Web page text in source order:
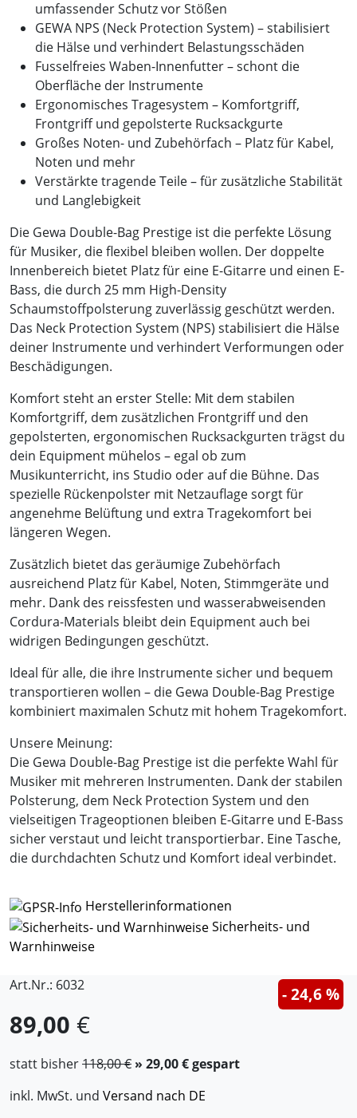
umfassender Schutz vor Stößen
GEWA NPS (Neck Protection System) – stabilisiert
die Hälse und verhindert Belastungsschäden
Fusselfreies Waben-Innenfutter – schont die
Oberfläche der Instrumente
Ergonomisches Tragesystem – Komfortgriff,
Frontgriff und gepolsterte Rucksackgurte
Großes Noten- und Zubehörfach – Platz für Kabel,
Noten und mehr
Verstärkte tragende Teile – für zusätzliche Stabilität
und Langlebigkeit
Die Gewa Double-Bag Prestige ist die perfekte Lösung
für Musiker, die flexibel bleiben wollen. Der doppelte
Innenbereich bietet Platz für eine E-Gitarre und einen E-
Bass, die durch 25 mm High-Density
Schaumstoffpolsterung zuverlässig geschützt werden.
Das Neck Protection System (NPS) stabilisiert die Hälse
deiner Instrumente und verhindert Verformungen oder
Beschädigungen.
Komfort steht an erster Stelle: Mit dem stabilen
Komfortgriff, dem zusätzlichen Frontgriff und den
gepolsterten, ergonomischen Rucksackgurten trägst du
dein Equipment mühelos – egal ob zum
Musikunterricht, ins Studio oder auf die Bühne. Das
spezielle Rückenpolster mit Netzauflage sorgt für
angenehme Belüftung und extra Tragekomfort bei
längeren Wegen.
Zusätzlich bietet das geräumige Zubehörfach
ausreichend Platz für Kabel, Noten, Stimmgeräte und
mehr. Dank des reissfesten und wasserabweisenden
Cordura-Materials bleibt dein Equipment auch bei
widrigen Bedingungen geschützt.
Ideal für alle, die ihre Instrumente sicher und bequem
transportieren wollen – die Gewa Double-Bag Prestige
kombiniert maximalen Schutz mit hohem Tragekomfort.
Unsere Meinung:
Die Gewa Double-Bag Prestige ist die perfekte Wahl für
Musiker mit mehreren Instrumenten. Dank der stabilen
Polsterung, dem Neck Protection System und den
vielseitigen Trageoptionen bleiben E-Gitarre und E-Bass
sicher verstaut und leicht transportierbar. Eine Tasche,
die durchdachten Schutz und Komfort ideal verbindet.
Herstellerinformationen
Sicherheits- und
Warnhinweise
Art.Nr.: 6032
89,00 €
statt bisher118,00 € » 29,00 € gespart
- 24,6 %
inkl. MwSt. und Versand nach DE